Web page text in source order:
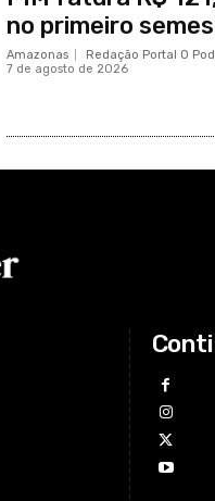
no primeiro
Amazonas Redação Portal O
7 de agosto de 2026